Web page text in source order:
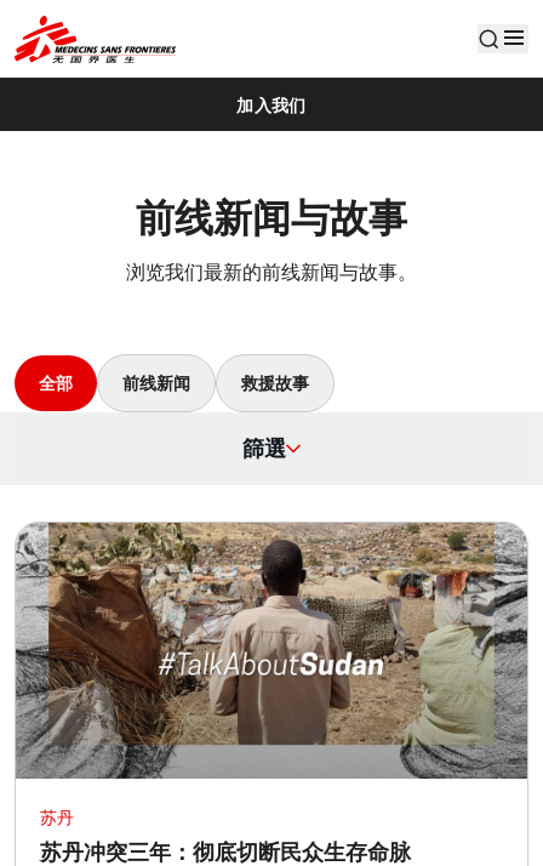
default
加入我们
前线新闻与故事
浏览我们最新的前线新闻与故事。
全部 前线新闻 救援故事
篩選
苏丹
苏丹冲突三年：彻底切断民众生存命脉